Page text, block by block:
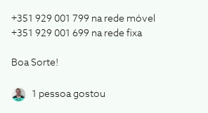
+351 929 001 799 na rede móvel
+351 929 001 699 na rede fixa
Boa Sorte!
1 pessoa gostou